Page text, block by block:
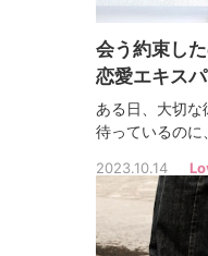
会う約束し
恋愛エキス
ある日、大切
待っているのに
て具体的な対処
問が渦巻いて
2023.10.14